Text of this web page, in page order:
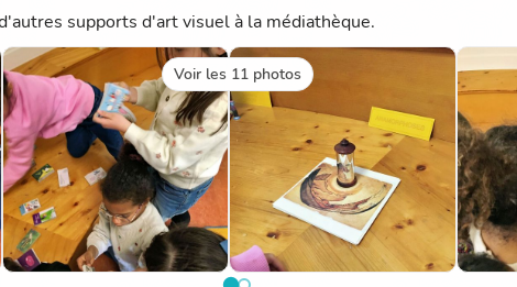
supports d'art visuel à la médiathèque.
Voir les 11 photos